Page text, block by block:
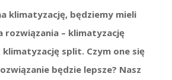
klimatyzację, będziemy mieli
rozwiązania – klimatyzację
split. Czym one się
będzie lepsze? Nasz